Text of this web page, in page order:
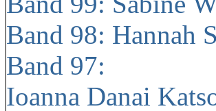
Band 98: Hannah
Band 97:
Ioanna Danai